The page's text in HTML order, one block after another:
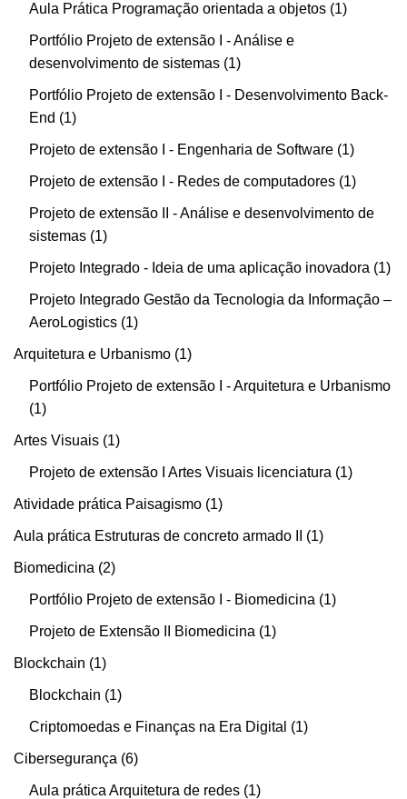
Aula Prática Programação orientada a objetos 1
Portfólio Projeto de extensão I - Análise e
desenvolvimento de sistemas 1
Portfólio Projeto de extensão I - Desenvolvimento Back-
End
1
Projeto de extensão I - Engenharia de Software 1
Projeto de extensão I - Redes de computadores 1
Projeto de extensão II - Análise e desenvolvimento de
sistemas 1
Projeto Integrado - Ideia de uma aplicação inovadora 1
Projeto Integrado Gestão da Tecnologia da Informação –
AeroLogistics 1
Arquitetura e Urbanismo 1
Portfólio Projeto de extensão I - Arquitetura e Urbanismo
1
Artes Visuais 1
Projeto de extensão I Artes Visuais licenciatura 1
Atividade prática Paisagismo 1
Aula prática Estruturas de concreto armado II 1
Biomedicina 2
Portfólio Projeto de extensão I - Biomedicina 1
Projeto de Extensão II Biomedicina 1
Blockchain 1
Blockchain 1
Criptomoedas e Finanças na Era Digital 1
Cibersegurança 6
Aula prática Arquitetura de redes 1